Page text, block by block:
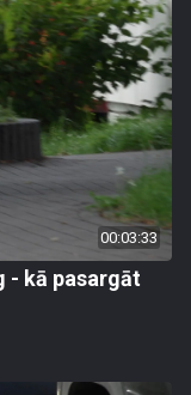
00:03:33
- kā pasargāt